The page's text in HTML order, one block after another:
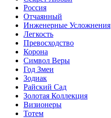
Россия
Отчаянный
Инженерные Усложнения
Легкость
Превосходство
Корона
Символ Веры
Год Змеи
Зодиак
Райский Сад
Золотая Коллекция
Визионеры
Тотем